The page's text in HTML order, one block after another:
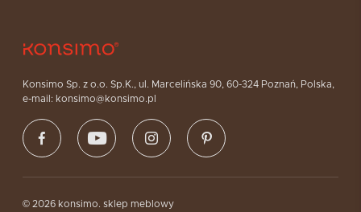
Konsimo Sp. z o.o. Sp.K., ul. Marcelińska 90, 60-324 Poznań, Polska,
e-mail: konsimo@konsimo.pl
© 2026 konsimo. sklep meblowy